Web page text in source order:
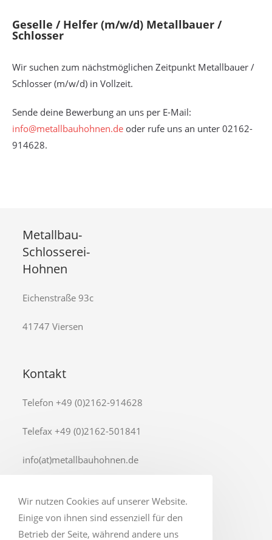
Geselle / Helfer (m/w/d) Metallbauer /
Schlosser
Wir suchen zum nächstmöglichen Zeitpunkt Metallbauer /
Schlosser (m/w/d) in Vollzeit.
Sende deine Bewerbung an uns per E-Mail:
info@metallbauhohnen.de oder rufe uns an unter 02162-
914628.
Metallbau-
Schlosserei-
Hohnen
Eichenstraße 93c
41747 Viersen
Kontakt
Telefon +49 (0)2162-914628
Telefax +49 (0)2162-501841
info(at)metallbauhohnen.de
Wir nutzen Cookies auf unserer Website.
Einige von ihnen sind essenziell für den
Betrieb der Seite, während andere uns